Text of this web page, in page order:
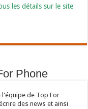
les détails sur lesite
Phone
l'équipe de Top For
des news et ainsi